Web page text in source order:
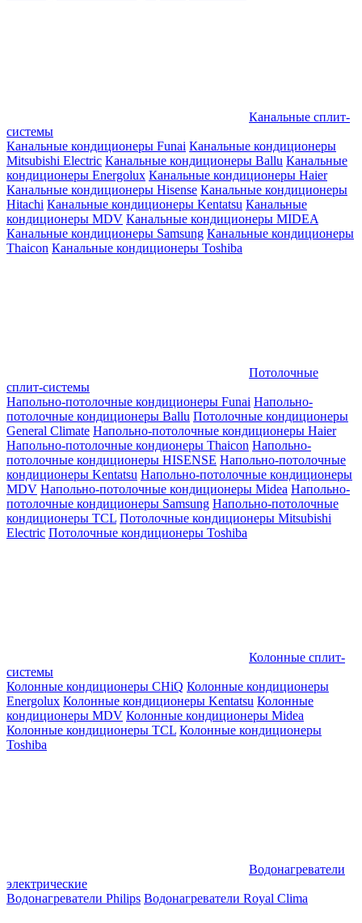
Канальные сплит-
системы
Канальные кондиционеры Funai Канальные кондиционеры
Mitsubishi Electric Канальные кондиционеры Ballu Канальные
кондиционеры Energolux Канальные кондиционеры Haier
Канальные кондиционеры Hisense Канальные кондиционеры
Hitachi Канальные кондиционеры Kentatsu Канальные
кондиционеры MDV Канальные кондиционеры MIDEA
Канальные кондиционеры Samsung Канальные кондиционеры
Thaicon Канальные кондиционеры Toshiba
Потолочные
сплит-системы
Напольно-потолочные кондиционеры Funai Напольно-
потолочные кондиционеры Ballu Потолочные кондиционеры
General Climate Напольно-потолочные кондиционеры Haier
Напольно-потолочные кондионеры Thaicon Напольно-
потолочные кондиционеры HISENSE Напольно-потолочные
кондиционеры Kentatsu Напольно-потолочные кондиционеры
MDV Напольно-потолочные кондиционеры Midea Напольно-
потолочные кондиционеры Samsung Напольно-потолочные
кондиционеры TCL Потолочные кондиционеры Mitsubishi
Electric Потолочные кондиционеры Toshiba
Колонные сплит-
системы
Колонные кондиционеры CHiQ Колонные кондиционеры
Energolux Колонные кондиционеры Kentatsu Колонные
кондиционеры MDV Колонные кондиционеры Midea
Колонные кондиционеры TCL Колонные кондиционеры
Toshiba
Водонагреватели
электрические
Водонагреватели Philips Водонагреватели Royal Clima